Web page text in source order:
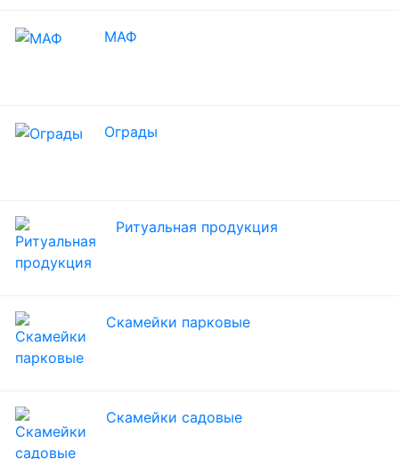
МАФ
Ограды
Ритуальная продукция
Скамейки парковые
Скамейки садовые